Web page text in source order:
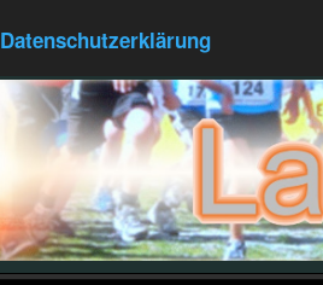
Datenschutzerklärung